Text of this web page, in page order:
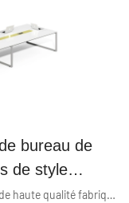
bureau de
de style
mesure Table
Mobilier de bureau moderne de haute qualité fabriqué sur mesure en bois style table de conférence extensible pour 20 personnes est le mobilier de bureau principal de Xusheng, bureau, poste de travail de bureau, classeur, table de bureau, cabines de bureau, bureau d'ordinateur, table d'ordinateur, bureau de direction, bureau de direction, table de réunion, bureau de réception, cloison de bureau à Guangdong, Chine. Soutenue par notre forte capacité de production et notre niveau technologique compétitif, Guangzhou Xusheng Furniture Co., Ltd. a la capacité de développer et de fabriquer de manière indépendante une large gamme de séries de produits. N'hésitez pas à nous contacter si vous êtes intéressé par notre nouveau produit - Tables de conférence ou si vous souhaitez en savoir plus sur notre entreprise.